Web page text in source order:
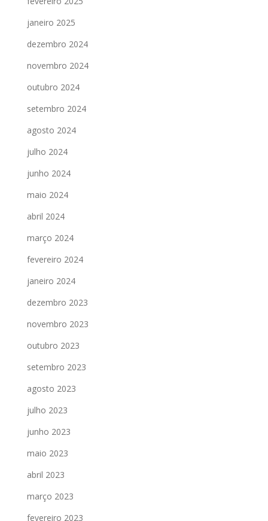
janeiro 2025
dezembro 2024
novembro 2024
outubro 2024
setembro 2024
agosto 2024
julho 2024
junho 2024
maio 2024
abril 2024
março 2024
fevereiro 2024
janeiro 2024
dezembro 2023
novembro 2023
outubro 2023
setembro 2023
agosto 2023
julho 2023
junho 2023
maio 2023
abril 2023
março 2023
fevereiro 2023